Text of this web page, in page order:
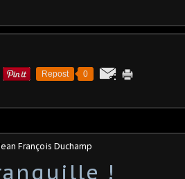
Repost 0
François Duchamp
!